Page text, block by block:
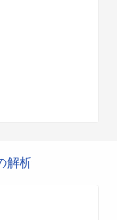
解析